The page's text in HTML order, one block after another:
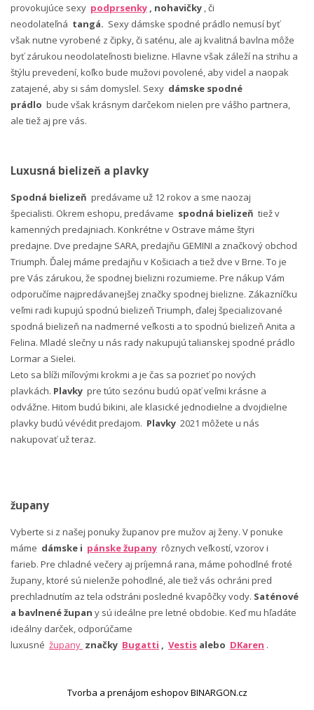
provokujúce sexy podprsenky , nohavičky , či
neodolateľná tangá. Sexy dámske spodné prádlo nemusí byť
však nutne vyrobené z čipky, či saténu, ale aj kvalitná bavlna môže
byť zárukou neodolateľnosti bielizne. Hlavne však záleží na strihu a
štýlu prevedení, koľko bude mužovi povolené, aby videl a naopak
zatajené, aby si sám domyslel. Sexy dámske spodné
prádlo bude však krásnym darčekom nielen pre vášho partnera,
ale tiež aj pre vás.
Luxusná bielizeň a plavky
Spodná bielizeň predávame už 12 rokov a sme naozaj
špecialisti. Okrem eshopu, predávame spodná bielizeň tiež v
kamenných predajniach. Konkrétne v Ostrave máme štyri
predajne. Dve predajne SARA, predajňu GEMINI a značkový obchod
Triumph. Ďalej máme predajňu v Košiciach a tiež dve v Brne. To je
pre Vás zárukou, že spodnej bielizni rozumieme. Pre nákup Vám
odporučíme najpredávanejšej značky spodnej bielizne. Zákazníčku
veľmi radi kupujú spodnú bielizeň Triumph, ďalej špecializované
spodná bielizeň na nadmerné veľkosti a to spodnú bielizeň Anita a
Felina. Mladé slečny u nás rady nakupujú talianskej spodné prádlo
Lormar a Sielei.
Leto sa blíži míľovými krokmi a je čas sa pozrieť po nových
plavkách. Plavky pre túto sezónu budú opäť veľmi krásne a
odvážne. Hitom budú bikini, ale klasické jednodielne a dvojdielne
plavky budú vévédit predajom. Plavky 2021 môžete u nás
nakupovať už teraz.
župany
Vyberte si z našej ponuky županov pre mužov aj ženy. V ponuke
máme dámske i pánske župany rôznych veľkostí, vzorov i
farieb. Pre chladné večery aj príjemná rana, máme pohodlné froté
župany, ktoré sú nielenže pohodlné, ale tiež vás ochráni pred
prechladnutím az tela odstráni posledné kvapôčky vody. Saténové
a bavlnené župan y sú ideálne pre letné obdobie. Keď mu hľadáte
ideálny darček, odporúčame
luxusné župany značky Bugatti , Vestis alebo DKaren .
Tvorba a prenájom eshopov BINARGON.cz